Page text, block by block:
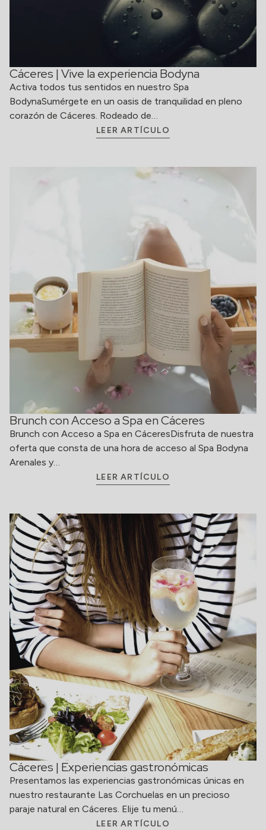
Cáceres | Vive la experiencia Bodyna
Activa todos tus sentidos en nuestro Spa
BodynaSumérgete en un oasis de tranquilidad en pleno
corazón de Cáceres. Rodeado de…
LEER ARTÍCULO
Brunch con Acceso a Spa en Cáceres
Brunch con Acceso a Spa en CáceresDisfruta de nuestra
oferta que consta de una hora de acceso al Spa Bodyna
Arenales y…
LEER ARTÍCULO
Cáceres | Experiencias gastronómicas
Presentamos las experiencias gastronómicas únicas en
nuestro restaurante Las Corchuelas en un precioso
paraje natural en Cáceres. Elije tu menú…
LEER ARTÍCULO